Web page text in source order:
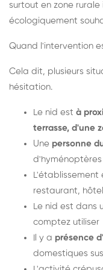
surtout en zone rurale
écologiquement
Quand l'intervention
Cela dit, plusieurs
hésitation.
Le nid est à
terrasse, d'une
Une personne
d'hyménoptères
L'établissement
restaurant,
Le nid est dans
comptez utiliser
Il y a présence
domestiques